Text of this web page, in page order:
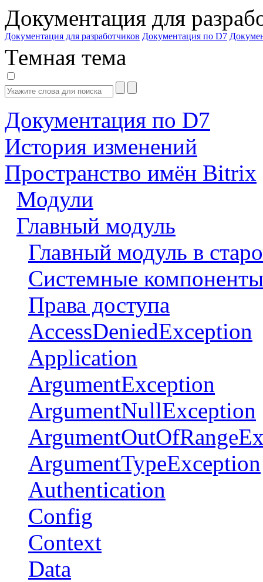
Документация для
Документация для разработчиков Документация по D7
Темная тема
Документация по D7
История изменений
Пространство имён Bitrix
Модули
Главный модуль
Главный модуль в
Системные компоненты
Права доступа
AccessDeniedException
Application
ArgumentException
ArgumentNullException
ArgumentTypeException
Authentication
Config
Context
Data